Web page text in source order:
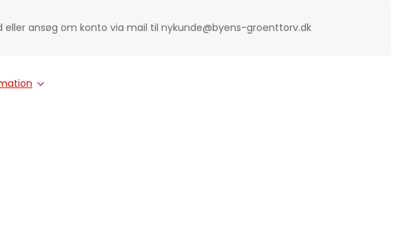
eller ansøg om konto via mail til nykunde@byens-groenttorv.dk